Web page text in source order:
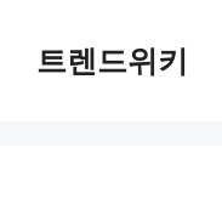
트렌드위키